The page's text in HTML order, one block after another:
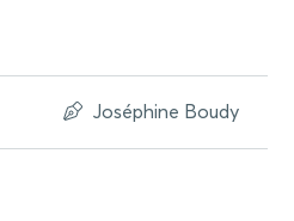
Joséphine Boudy